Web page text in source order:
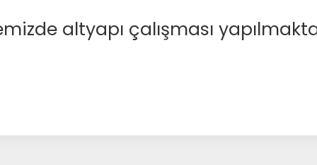
altyapı çalışması